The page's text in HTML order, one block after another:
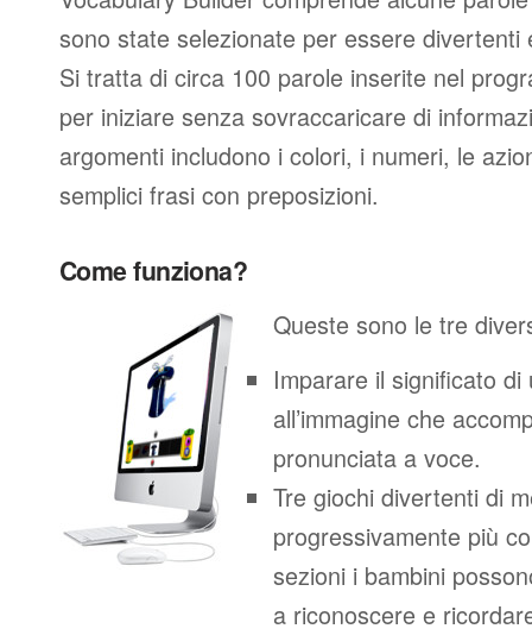
sono state selezionate per essere divertenti
Si tratta di circa 100 parole inserite nel
per iniziare senza sovraccaricare di
argomenti includono i colori, i numeri, le
semplici frasi con preposizioni.
Come funziona?
Queste sono le tre
Imparare il significato
all’immagine che
pronunciata a voce.
Tre giochi divertenti di
progressivamente più
sezioni i bambini
a riconoscere e